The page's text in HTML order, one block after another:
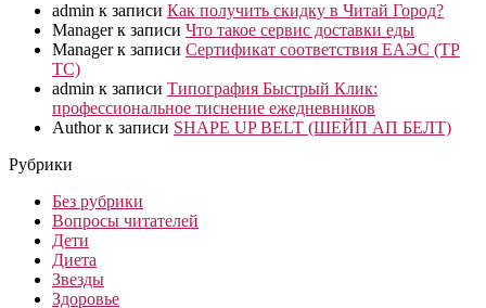
admin к записи Как получить скидку в Читай Город?
Managerк записи Что такое сервис доставки еды
Managerк записи Сертификат соответствия ЕАЭС (ТР
ТС)
admin к записи Типография Быстрый Клик:
профессиональное тиснение ежедневников
Authorк записи SHAPE UP BELT (ШЕЙП АП БЕЛТ)
Рубрики
Без рубрики
Вопросы читателей
Дети
Диета
Звезды
Здоровье